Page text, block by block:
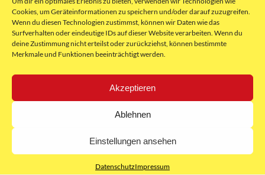
Cookies, um Geräteinformationen zu speichern und/oder darauf zuzugreifen.
Wenn du diesen Technologien zustimmst, können wir Daten wie das
Surfverhalten oder eindeutige IDs auf dieser Website verarbeiten. Wenn du
deine Zustimmung nicht erteilst oder zurückziehst, können bestimmte
Merkmale und Funktionen beeinträchtigt werden.
Akzeptieren
Ablehnen
Einstellungen ansehen
DatenschutzImpressum
Website by Rubikon Werbeagentur
GmbH
Impressum
AGB
Datenschutz
E-Mail